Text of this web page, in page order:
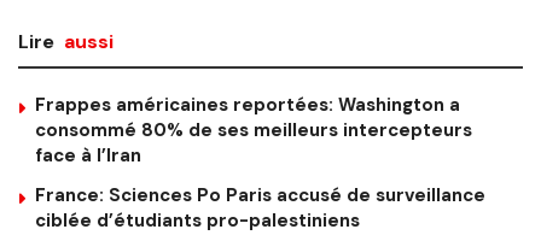
Lire aussi
Frappes américaines reportées: Washington a
consommé 80% de ses meilleurs intercepteurs
face à l’Iran
France: Sciences Po Paris accusé de surveillance
ciblée d’étudiants pro-palestiniens